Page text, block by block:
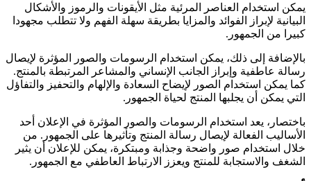
يمكن استخدام العناصر المرئية مثل الأيقونات والرموز والأشكال
البيانية لإبراز الفوائد والمزايا بطريقة سهلة الفهم ولا تتطلب مجهودا
كبيرا من الجمهور.
بالإضافة إلى ذلك، يمكن استخدام الرسومات والصور المؤثرة لإيصال
رسالة عاطفية وإبراز الجانب الإنساني والمشاعر المرتبطة بالمنتج.
كما يمكن استخدام الصور لإيضاح السعادة والإلهام والتحفيز والتفاؤل
التي يمكن أن يجلبها المنتج لحياة الجمهور.
باختصار، يعد استخدام الرسومات والصور المؤثرة في الإعلان أحد
الأساليب الفعالة لإيصال رسالة المنتج وتأثيرها على الجمهور. من
خلال استخدام صور واضحة وجذابة ومبتكرة، يمكن للإعلان أن يثير
الشغف والاستجابة للمنتج ويعزز الارتباط العاطفي مع الجمهور.